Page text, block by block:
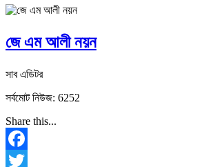
জে এম আলী নয়ন
সাব এডিটর
সর্বমোট নিউজ: 6252
Share this...
Facebook